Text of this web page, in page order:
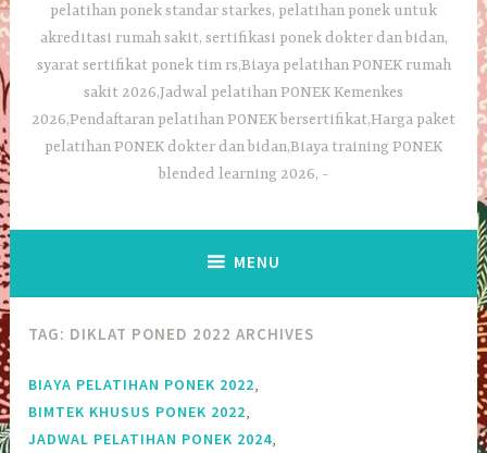
pelatihan ponek standar starkes, pelatihan ponek untuk
akreditasi rumah sakit, sertifikasi ponek dokter dan bidan,
syarat sertifikat ponek tim rs,Biaya pelatihan PONEK rumah
sakit 2026,Jadwal pelatihan PONEK Kemenkes
2026,Pendaftaran pelatihan PONEK bersertifikat,Harga paket
pelatihan PONEK dokter dan bidan,Biaya training PONEK
blended learning 2026,
MENU
TAG: DIKLAT PONED 2022 ARCHIVES
BIAYA PELATIHAN PONEK 2022,
BIMTEK KHUSUS PONEK 2022,
JADWAL PELATIHAN PONEK 2024,